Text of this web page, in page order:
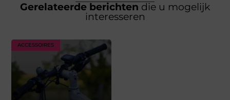
Gerelateerde berichten die u mogelijk
interesseren
ACCESSOIRES